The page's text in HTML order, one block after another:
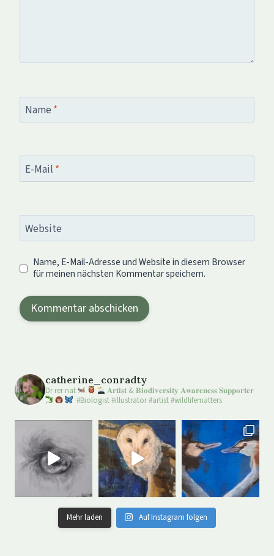
Name *
E-Mail *
Website
Name, E-Mail-Adresse und Website in diesem Browser
für meinen nächsten Kommentar speichern.
catherine_conradty
Dr rer nat
𝐀𝐫𝐭𝐢𝐬𝐭 & 𝐁𝐢𝐨𝐝𝐢𝐯𝐞𝐫𝐬𝐢𝐭𝐲 𝐀𝐰𝐚𝐫𝐞𝐧𝐞𝐬𝐬 𝐒𝐮𝐩𝐩𝐨𝐫𝐭𝐞𝐫
#Biologist #illustrator #artist #wildlifematters
Mehr laden Auf Instagram folgen